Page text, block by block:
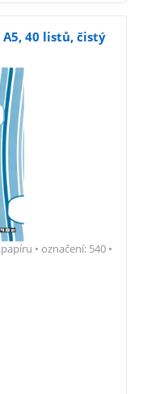
40 listů, čistý
• označení: 540 •